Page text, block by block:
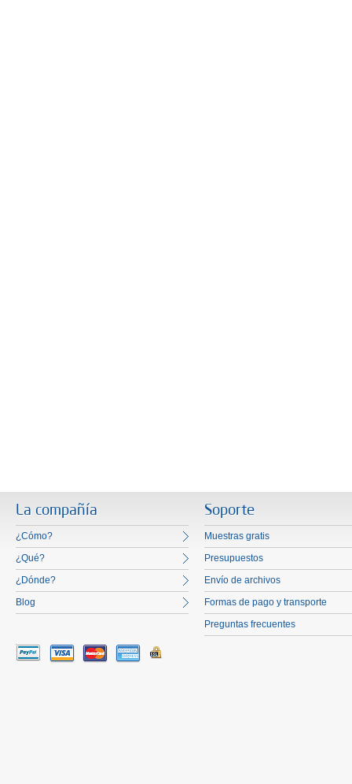
La compañía
¿Cómo?
¿Qué?
¿Dónde?
Blog
Soporte
Muestras gratis
Presupuestos
Envío de archivos
Formas de pago y transporte
Preguntas frecuentes